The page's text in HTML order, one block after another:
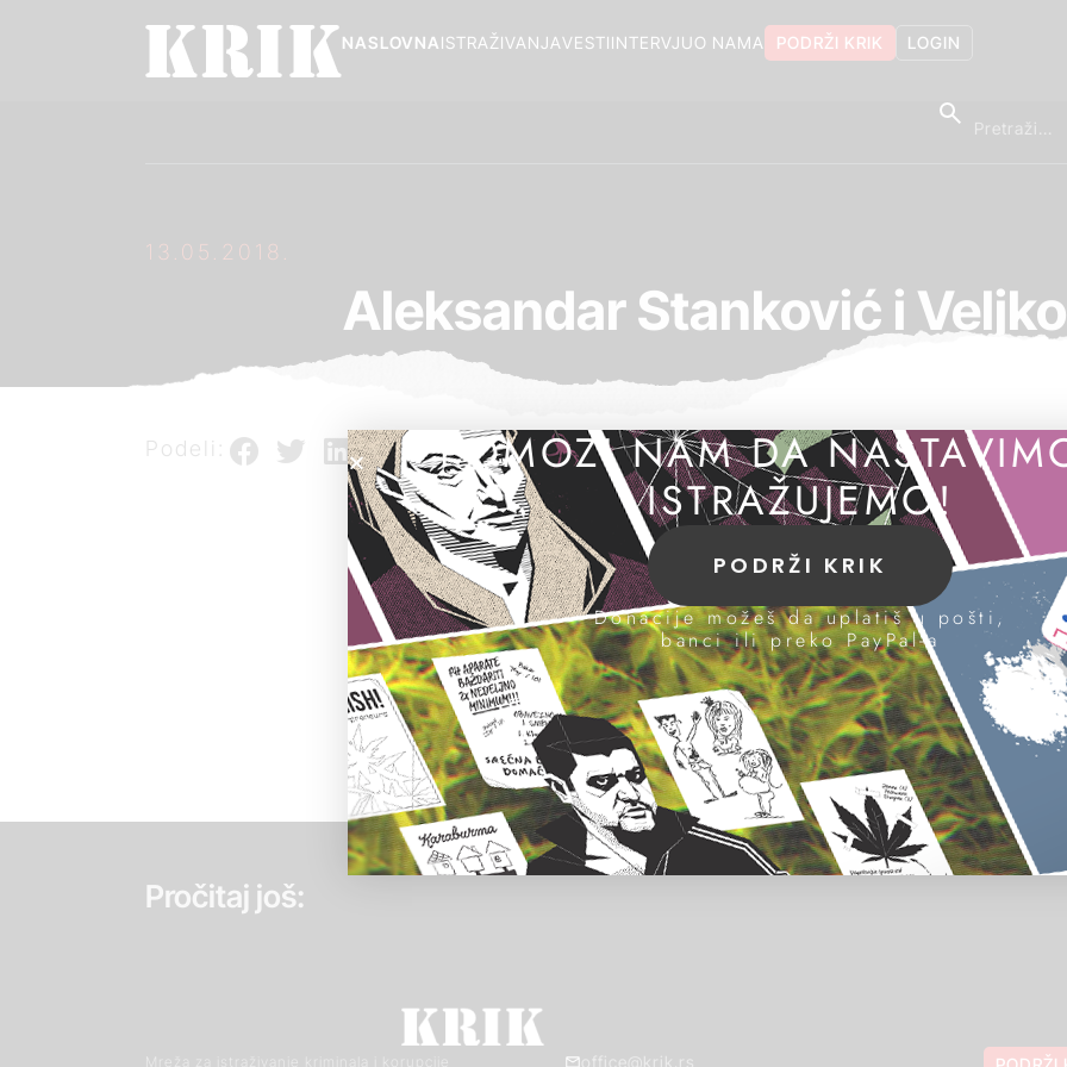
LOGIN
PODRŽI KRIK
O NAMA
INTERVJU
VESTI
ISTRAŽIVANJA
NASLOVNA
13.05.2018.
Aleksandar Stanković i
Podeli:
Pročitaj još:
Mreža za istraživanje kriminala i korupcije office@krik.rs
POMOZI NAM DA
ISTRAŽUJEMO!
PODRŽI KRIK
Donacije možeš da uplatiš u pošti,
banci ili preko PayPal-a